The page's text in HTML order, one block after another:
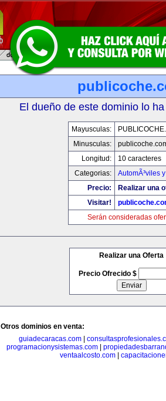
El dueño de este dominio lo
Mayusculas:
Minusculas:
Longitud:
10 caracteres
Categorias:
AutomÃ³viles
Precio:
Realizar una
Visitar!
Serán consideradas
Realizar una Oferta
Precio Ofrecido $
Otros dominios en venta:
guiadecaracas.com
programacionysistemas.com|
ventaalcosto.com|